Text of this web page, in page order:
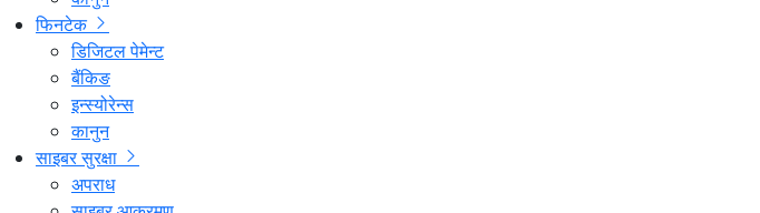
फिनटेक
डिजिटल पेमेन्ट
बैंकिङ
इन्स्योरेन्स
कानुन
साइबर सुरक्षा
अपराध